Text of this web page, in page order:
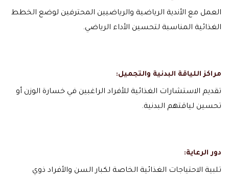
العمل مع الأندية الرياضية والرياضيين المحترفين لوضع الخطط
الغذائية المناسبة لتحسين الأداء الرياضي.
مراكز اللياقة البدنية والتجميل:
تقديم الاستشارات الغذائية للأفراد الراغبين في خسارة الوزن أو
تحسين لياقتهم البدنية.
دور الرعاية:
تلبية الاحتياجات الغذائية الخاصة لكبار السن والأفراد ذوي